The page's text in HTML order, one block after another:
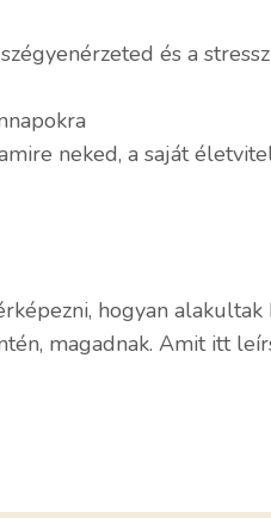
és a stressz
neked, a saját
hogyan
magadnak. Amit itt